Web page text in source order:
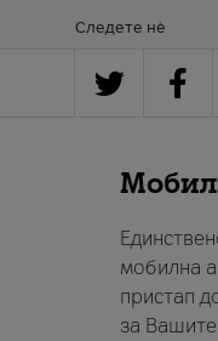
Следете нè
мобилна
пристап
за